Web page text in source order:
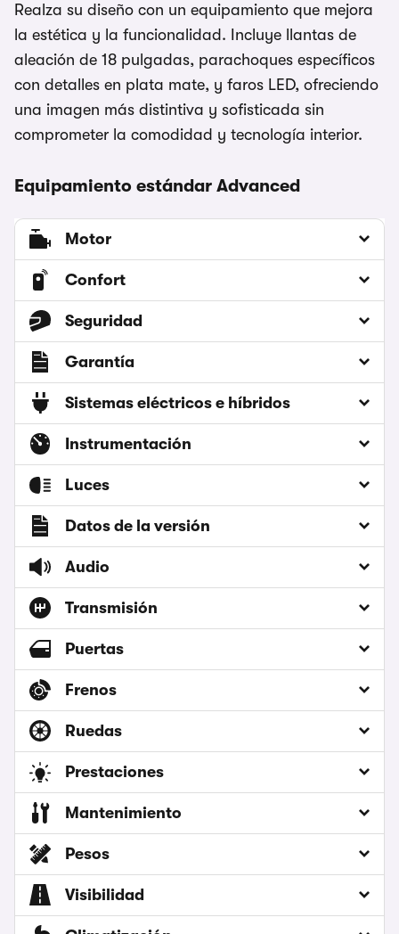
Realza su diseño con un equipamiento que mejora
la estética y la funcionalidad. Incluye llantas de
aleación de 18 pulgadas, parachoques específicos
con detalles en plata mate, y faros LED, ofreciendo
una imagen más distintiva y sofisticada sin
comprometer la comodidad y tecnología interior.
Equipamiento estándar Advanced
Motor
Confort
Seguridad
Garantía
Sistemas eléctricos e híbridos
Instrumentación
Luces
Datos de la versión
Audio
Transmisión
Puertas
Frenos
Ruedas
Prestaciones
Mantenimiento
Pesos
Visibilidad